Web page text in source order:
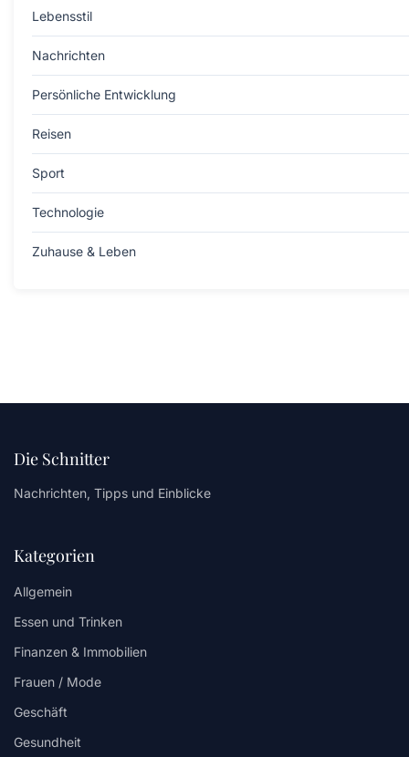
Lebensstil
Nachrichten
Persönliche Entwicklung
Reisen
Sport
Technologie
Zuhause & Leben
Die Schnitter
Nachrichten, Tipps und Einblicke
Kategorien
Allgemein
Essen und Trinken
Finanzen & Immobilien
Frauen / Mode
Geschäft
Gesundheit